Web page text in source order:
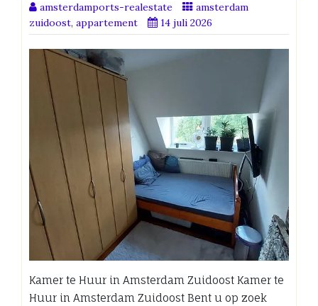
amsterdamports-realestate
amsterdam
zuidoost, appartement 14 juli 2026
Kamer te Huur in Amsterdam Zuidoost Kamer te
Huur in Amsterdam Zuidoost Bent u op zoek